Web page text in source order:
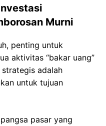
Murni
penting untuk
aktivitas “bakar uang”
strategis adalah
untuk tujuan
pasar yang